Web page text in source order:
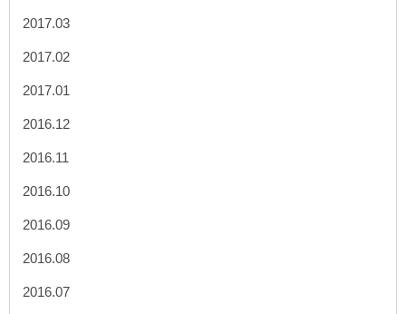
2017.03
2017.02
2017.01
2016.12
2016.11
2016.10
2016.09
2016.08
2016.07